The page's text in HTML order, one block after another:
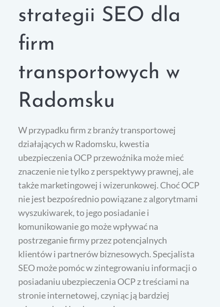
strategii SEO dla
firm
transportowych w
Radomsku
W przypadku firm z branży transportowej
działających w Radomsku, kwestia
ubezpieczenia OCP przewoźnika może mieć
znaczenie nie tylko z perspektywy prawnej, ale
także marketingowej i wizerunkowej. Choć OCP
nie jest bezpośrednio powiązane z algorytmami
wyszukiwarek, to jego posiadanie i
komunikowanie go może wpływać na
postrzeganie firmy przez potencjalnych
klientów i partnerów biznesowych. Specjalista
SEO może pomóc w zintegrowaniu informacji o
posiadaniu ubezpieczenia OCP z treściami na
stronie internetowej, czyniąc ją bardziej